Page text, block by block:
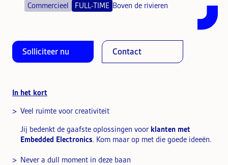
Commercieel FULL-TIME Boven de rivieren
Solliciteer nu Contact
In het kort
Veel ruimte voor creativiteit
Jij bedenkt de gaafste oplossingen voor klanten met
Embedded Electronics. Kom maar op met die goede ideeën.
Never a dull moment in deze baan